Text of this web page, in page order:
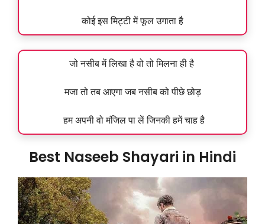
कोई इस मिट्टी में फूल उगाता है
जो नसीब में लिखा है वो तो मिलना ही है
मजा तो तब आएगा जब नसीब को पीछे छोड़
हम अपनी वो मंजिल पा लें जिनकी हमें चाह है
Best Naseeb Shayari in Hindi